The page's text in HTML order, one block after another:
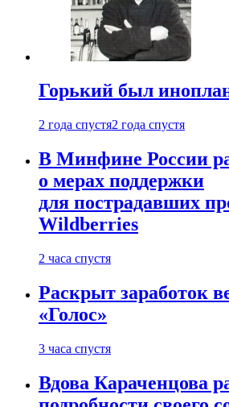
Горький был
2 года спустя2 года спустя
В Минфине России
о мерах поддержки
для пострадавших
Wildberries
2 часа спустя
Раскрыт заработок
«Голос»
3 часа спустя
Вдова Караченцова